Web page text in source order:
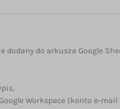
dodany do arkusza Google
Workspace (konto e-mail